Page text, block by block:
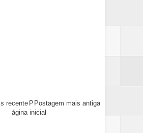
recente Postagem mais antiga
P
ágina inicial